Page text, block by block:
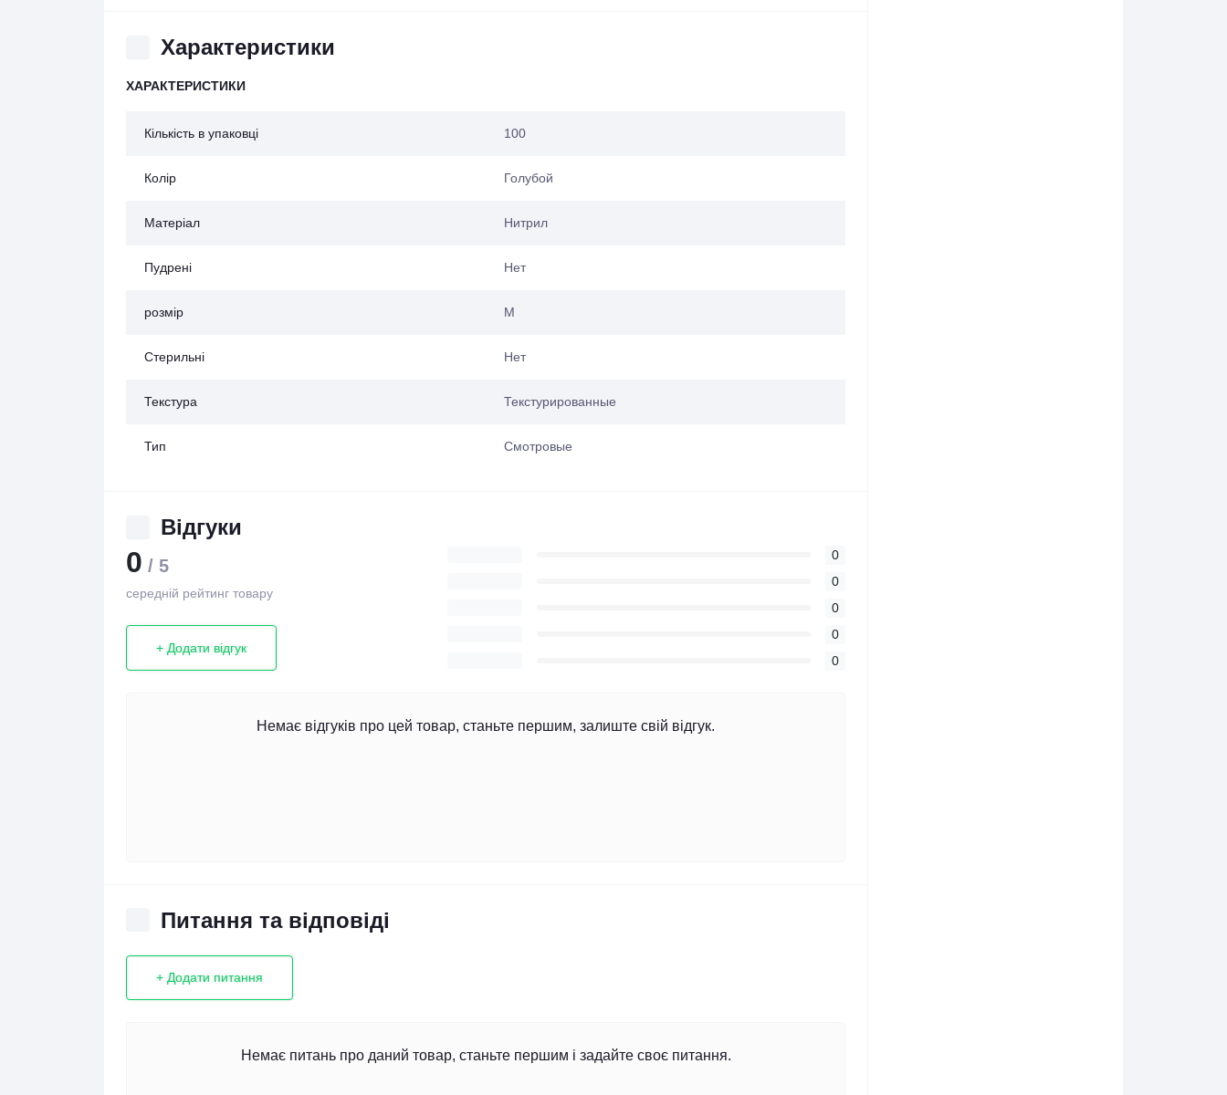
Характеристики
ХАРАКТЕРИСТИКИ
Кількість в упаковці 100
Колір Голубой
Матеріал Нитрил
Пудрені Нет
розмір M
Стерильні Нет
Текстура Текстурированные
Тип Смотровые
Відгуки
0 / 5
середній рейтинг товару
+ Додати відгук
0
0
0
0
0
Немає відгуків про цей товар, станьте першим, залиште свій відгук.
Питання та відповіді
+ Додати питання
Немає питань про даний товар, станьте першим і задайте своє питання.